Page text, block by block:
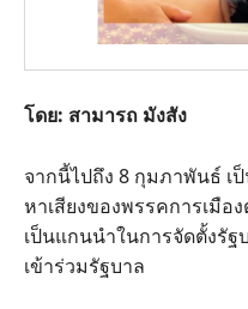
โดย: สามารถ มังสัง
จากนี้ไปถึง 8 กุมภาพันธ์ เ
หาเสียงของพรรคการเมือ
เป็นแกนนำในการจัดตั้งรั
เข้าร่วมรัฐบาล